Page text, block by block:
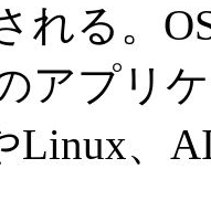
れる。
アプリ
Linux、